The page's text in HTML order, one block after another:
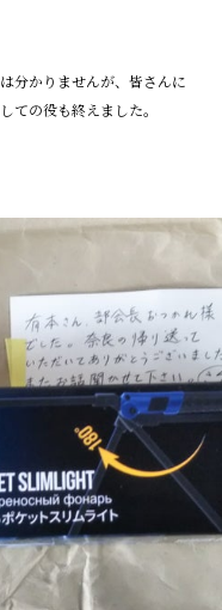
分かりませんが、皆さんに
ての役も終えました。